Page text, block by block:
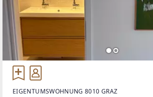
EIGENTUMSWOHNUNG 8010 GRAZ